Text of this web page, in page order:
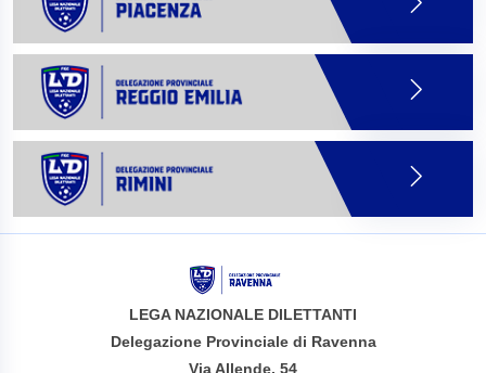
LEGA NAZIONALE DILETTANTI
Delegazione Provinciale di Ravenna
Via Allende, 54